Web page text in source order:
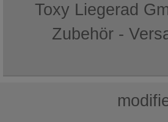
Toxy Liegerad
Zubehör -
mod